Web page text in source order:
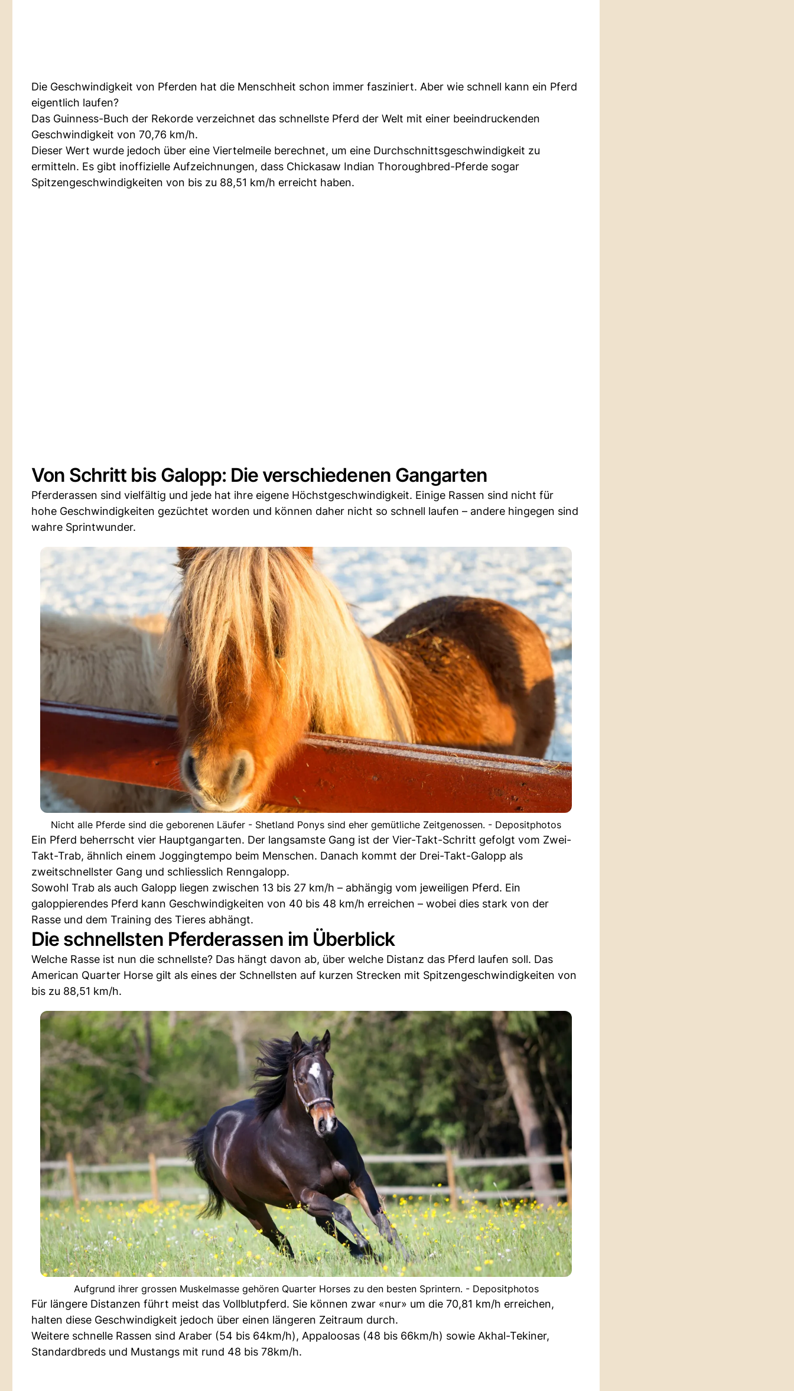
Die Geschwindigkeit von Pferden hat die Menschheit schon immer fasziniert. Aber wie schnell kann ein Pferd
eigentlich laufen?
Das Guinness-Buch der Rekorde verzeichnet das schnellste Pferd der Welt mit einer beeindruckenden
Geschwindigkeit von 70,76 km/h.
Dieser Wert wurde jedoch über eine Viertelmeile berechnet, um eine Durchschnittsgeschwindigkeit zu
ermitteln. Es gibt inoffizielle Aufzeichnungen, dass Chickasaw Indian Thoroughbred-Pferde sogar
Spitzengeschwindigkeiten von bis zu 88,51 km/h erreicht haben.
Von Schritt bis Galopp: Die verschiedenen Gangarten
Pferderassen sind vielfältig und jede hat ihre eigene Höchstgeschwindigkeit. Einige Rassen sind nicht für
hohe Geschwindigkeiten gezüchtet worden und können daher nicht so schnell laufen – andere hingegen sind
wahre Sprintwunder.
Nicht alle Pferde sind die geborenen Läufer - Shetland Ponys sind eher gemütliche Zeitgenossen. - Depositphotos
Ein Pferd beherrscht vier Hauptgangarten. Der langsamste Gang ist der Vier-Takt-Schritt gefolgt vom Zwei-
Takt-Trab, ähnlich einem Joggingtempo beim Menschen. Danach kommt der Drei-Takt-Galopp als
zweitschnellster Gang und schliesslich Renngalopp.
Sowohl Trab als auch Galopp liegen zwischen 13 bis 27 km/h – abhängig vom jeweiligen Pferd. Ein
galoppierendes Pferd kann Geschwindigkeiten von 40 bis 48 km/h erreichen – wobei dies stark von der
Rasse und dem Training des Tieres abhängt.
Die schnellsten Pferderassen im Überblick
Welche Rasse ist nun die schnellste? Das hängt davon ab, über welche Distanz das Pferd laufen soll. Das
American Quarter Horse gilt als eines der Schnellsten auf kurzen Strecken mit Spitzengeschwindigkeiten von
bis zu 88,51 km/h.
Aufgrund ihrer grossen Muskelmasse gehören Quarter Horses zu den besten Sprintern. - Depositphotos
Für längere Distanzen führt meist das Vollblutpferd. Sie können zwar «nur» um die 70,81 km/h erreichen,
halten diese Geschwindigkeit jedoch über einen längeren Zeitraum durch.
Weitere schnelle Rassen sind Araber (54 bis 64km/h), Appaloosas (48 bis 66km/h) sowie Akhal-Tekiner,
Standardbreds und Mustangs mit rund 48 bis 78km/h.